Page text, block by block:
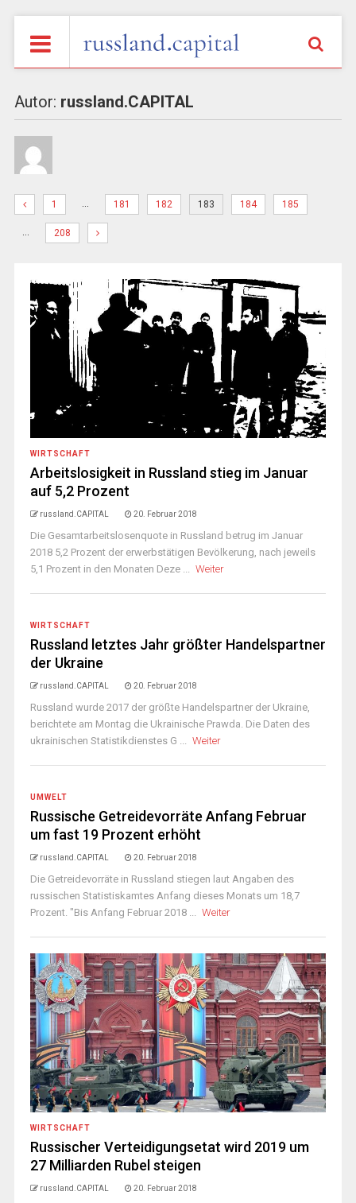
Autor: russland.CAPITAL
1 … 181 182 183 184 185
… 208
WIRTSCHAFT
Arbeitslosigkeit in Russland stieg im Januar
auf 5,2 Prozent
russland.CAPITAL 20. Februar 2018
Die Gesamtarbeitslosenquote in Russland betrug im Januar
2018 5,2 Prozent der erwerbstätigen Bevölkerung, nach jeweils
5,1 Prozent in den Monaten Deze ... Weiter
WIRTSCHAFT
Russland letztes Jahr größter Handelspartner
der Ukraine
russland.CAPITAL 20. Februar 2018
Russland wurde 2017 der größte Handelspartner der Ukraine,
berichtete am Montag die Ukrainische Prawda. Die Daten des
ukrainischen Statistikdienstes G ... Weiter
UMWELT
Russische Getreidevorräte Anfang Februar
um fast 19 Prozent erhöht
russland.CAPITAL 20. Februar 2018
Die Getreidevorräte in Russland stiegen laut Angaben des
russischen Statistiskamtes Anfang dieses Monats um 18,7
Prozent. "Bis Anfang Februar 2018 ... Weiter
WIRTSCHAFT
Russischer Verteidigungsetat wird 2019 um
27 Milliarden Rubel steigen
russland.CAPITAL 20. Februar 2018